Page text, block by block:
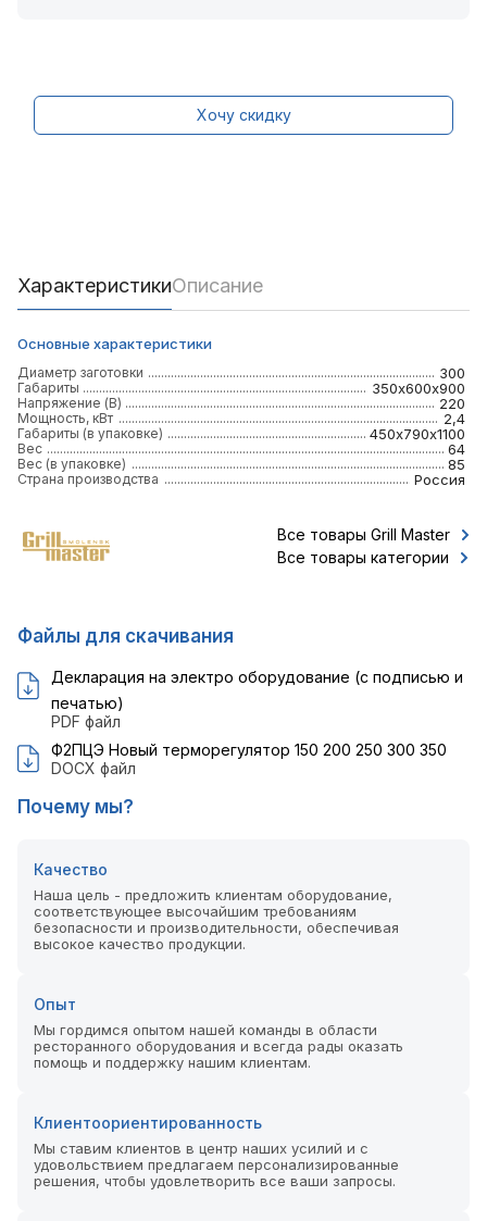
Хочу скидку
ХарактеристикиОписание
Основные характеристики
Диаметр заготовки 300
Габариты 350х600х900
Напряжение (В) 220
Мощность, кВт 2,4
Габариты (в упаковке) 450х790х1100
Вес 64
Вес (в упаковке) 85
Страна производства Россия
Все товары Grill Master
Все товары категории
Файлы для скачивания
Декларация на электро оборудование (с подписью и
печатью)
PDF файл
Ф2ПЦЭ Новый терморегулятор 150 200 250 300 350
DOCX файл
Почему мы?
Качество
Наша цель - предложить клиентам оборудование,
соответствующее высочайшим требованиям
безопасности и производительности, обеспечивая
высокое качество продукции.
Опыт
Мы гордимся опытом нашей команды в области
ресторанного оборудования и всегда рады оказать
помощь и поддержку нашим клиентам.
Клиентоориентированность
Мы ставим клиентов в центр наших усилий и с
удовольствием предлагаем персонализированные
решения, чтобы удовлетворить все ваши запросы.